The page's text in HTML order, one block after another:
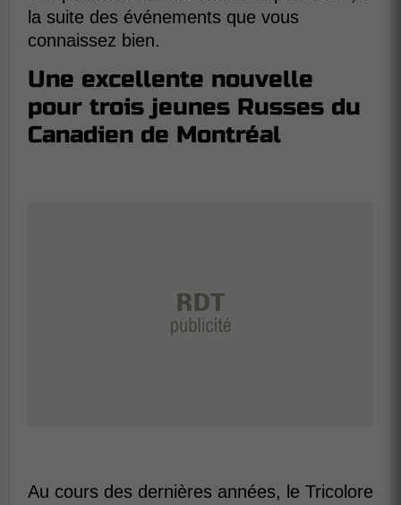
la suite des événements que vous
connaissez bien.
Une excellente nouvelle
pour trois jeunes Russes du
Canadien de Montréal
Au cours des dernières années, le Tricolore